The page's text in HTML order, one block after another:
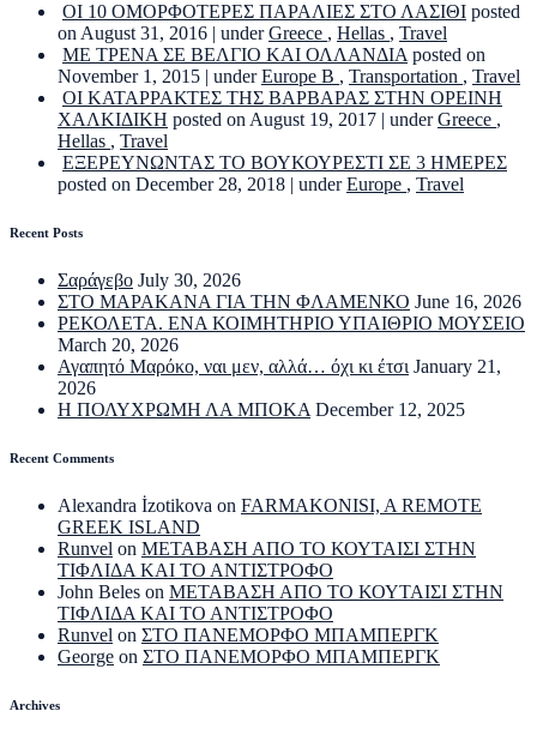
ΟΙ 10 ΟΜΟΡΦΟΤΕΡΕΣ ΠΑΡΑΛΙΕΣ ΣΤΟ ΛΑΣΙΘΙ posted
on August 31, 2016 | underGreece , Hellas , Travel
ΜΕ ΤΡΕΝΑ ΣΕ ΒΕΛΓΙΟ ΚΑΙ ΟΛΛΑΝΔΙΑ posted on
November 1, 2015 | underEurope B , Transportation , Travel
ΟΙ ΚΑΤΑΡΡΑΚΤΕΣ ΤΗΣ ΒΑΡΒΑΡΑΣ ΣΤΗΝ ΟΡΕΙΝΗ
ΧΑΛΚΙΔΙΚΗ posted on August 19, 2017 | underGreece ,
Hellas , Travel
ΕΞΕΡΕΥΝΩΝΤΑΣ ΤΟ ΒΟΥΚΟΥΡΕΣΤΙ ΣΕ 3 ΗΜΕΡΕΣ
posted on December 28, 2018 | underEurope , Travel
Recent Posts
Σαράγεβο July 30, 2026
ΣΤΟ ΜΑΡΑΚΑΝΑ ΓΙΑ ΤΗΝ ΦΛΑΜΕΝΚΟ June 16, 2026
ΡΕΚΟΛΕΤΑ. ΕΝΑ ΚΟΙΜΗΤΗΡΙΟ ΥΠΑΙΘΡΙΟ ΜΟΥΣΕΙΟ
March 20, 2026
Αγαπητό Μαρόκο, ναι μεν, αλλά… όχι κι έτσι January 21,
2026
Η ΠΟΛΥΧΡΩΜΗ ΛΑ ΜΠΟΚΑ December 12, 2025
Recent Comments
Alexandra İzotikova on FARMAKONISI, A REMOTE
GREEK ISLAND
Runvel on ΜΕΤΑΒΑΣΗ ΑΠΟ ΤΟ ΚΟΥΤΑΙΣΙ ΣΤΗΝ
ΤΙΦΛΙΔΑ ΚΑΙ ΤΟ ΑΝΤΙΣΤΡΟΦΟ
John Beles on ΜΕΤΑΒΑΣΗ ΑΠΟ ΤΟ ΚΟΥΤΑΙΣΙ ΣΤΗΝ
ΤΙΦΛΙΔΑ ΚΑΙ ΤΟ ΑΝΤΙΣΤΡΟΦΟ
Runvel on ΣΤΟ ΠΑΝΕΜΟΡΦΟ ΜΠΑΜΠΕΡΓΚ
George on ΣΤΟ ΠΑΝΕΜΟΡΦΟ ΜΠΑΜΠΕΡΓΚ
Archives